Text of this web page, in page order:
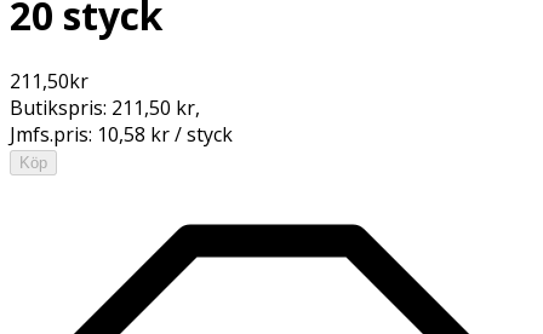
20 styck
211,50kr
Butikspris: 211,50 kr,
Jmfs.pris: 10,58 kr / styck
Köp